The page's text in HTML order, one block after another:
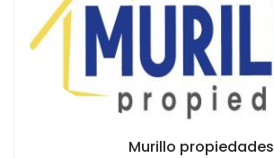
Murillo propiedades